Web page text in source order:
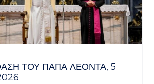
ΤΟΥ ΠΆΠΑ ΛΈΟΝΤΑ, 5